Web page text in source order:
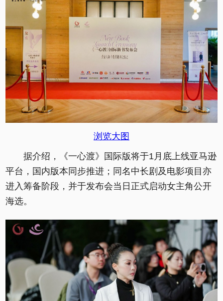
浏览大图
据介绍，《一心渡》国际版将于1月底上线亚马逊
平台，国内版本同步推进；同名中长剧及电影项目亦
进入筹备阶段，并于发布会当日正式启动女主角公开
海选。